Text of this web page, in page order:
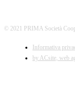
© 2021 PRIMA Società
Informativa
by ACsite, web